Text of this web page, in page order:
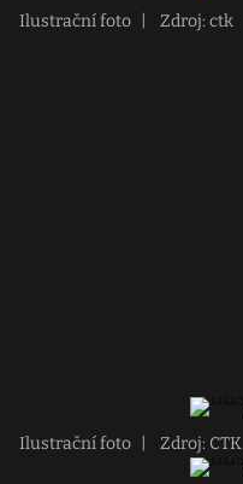
Ilustrační foto Zdroj: ctk
Ilustrační foto Zdroj: CTK